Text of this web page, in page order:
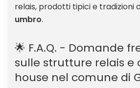
relais, prodotti tipici e tradizioni
umbro.
🌟 F.A.Q. - Domande
sulle strutture relais e
house nel comune di